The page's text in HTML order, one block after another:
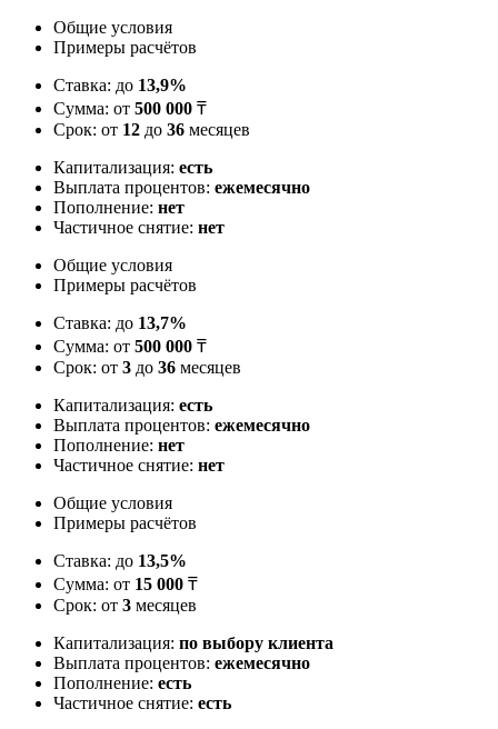
Общие условия
Примеры расчётов
Ставка: до 13,9%
Сумма: от 500 000 ₸
Срок: от 12 до 36 месяцев
Капитализация: есть
Выплата процентов: ежемесячно
Пополнение: нет
Частичное снятие: нет
Общие условия
Примеры расчётов
Ставка: до 13,7%
Сумма: от 500 000 ₸
Срок: от 3 до 36 месяцев
Капитализация: есть
Выплата процентов: ежемесячно
Пополнение: нет
Частичное снятие: нет
Общие условия
Примеры расчётов
Ставка: до 13,5%
Сумма: от 15 000 ₸
Срок: от 3 месяцев
Капитализация: по выбору клиента
Выплата процентов: ежемесячно
Пополнение: есть
Частичное снятие: есть